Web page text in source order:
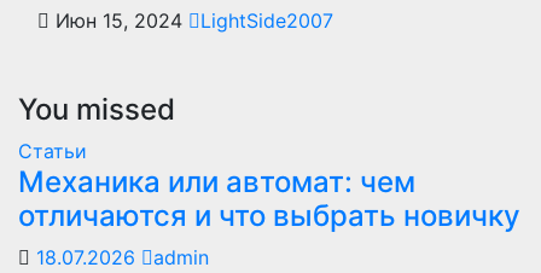
Июн 15, 2024 LightSide2007
You missed
Статьи
Механика или автомат: чем
отличаются и что выбрать новичку
18.07.2026
admin